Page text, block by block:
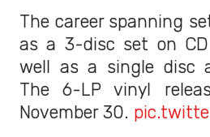
The career spanning
as a 3-disc set on
well as a single disc
The 6-LP vinyl
November 30.